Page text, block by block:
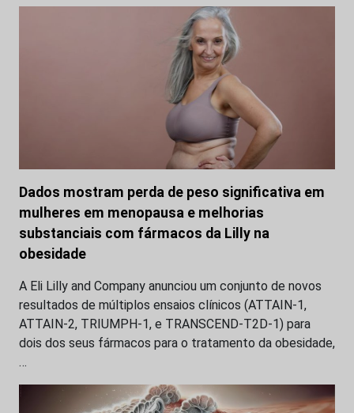
Dados mostram perda de peso significativa em
mulheres em menopausa e melhorias
substanciais com fármacos da Lilly na
obesidade
A Eli Lilly and Company anunciou um conjunto de novos
resultados de múltiplos ensaios clínicos (ATTAIN-1,
ATTAIN-2, TRIUMPH-1, e TRANSCEND-T2D-1) para
dois dos seus fármacos para o tratamento da obesidade,
…